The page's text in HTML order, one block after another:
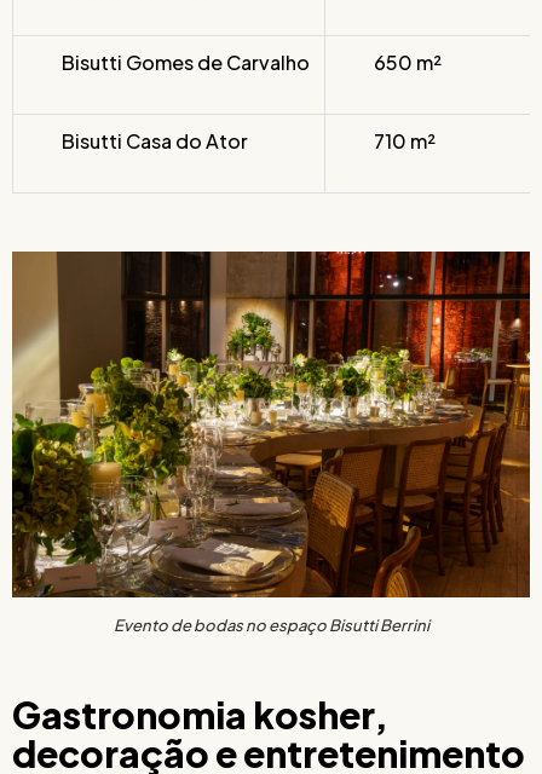
Bisutti Gomes de Carvalho 650 m²
Bisutti Casa do Ator 710 m²
Evento de bodas no espaço Bisutti Berrini
Gastronomia kosher,
decoração e entretenimento